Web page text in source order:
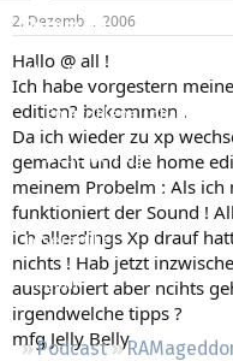
Forum
Aktuelles
Empfohlene Inhalte
Neue Beiträge
Neueste Aktivitäten
Leserartikel
Regeln
Podcast
l
e
r
l
t
2. Dezember 2006
Hallo @ all !
Ich habe vorgestern
edition? bekommen .
Da ich wieder zu xp
gemacht und die home
meinem Probelm : Als ich
funktioniert der Sound !
ich allerdings Xp drauf
nichts ! Hab jetzt
ausprobiert aber ncihts
irgendwelche tipps ?
mfg Jelly Belly